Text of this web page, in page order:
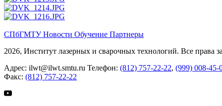
СПбГМТУНовости Обучение Партнеры
2026, Институт лазерных и сварочных технологий. Все права
Адрес: ilwt@ilwt.smtu.ru Телефон: (812) 757-22-22, (999) 008-45-
Факс: (812) 757-22-22